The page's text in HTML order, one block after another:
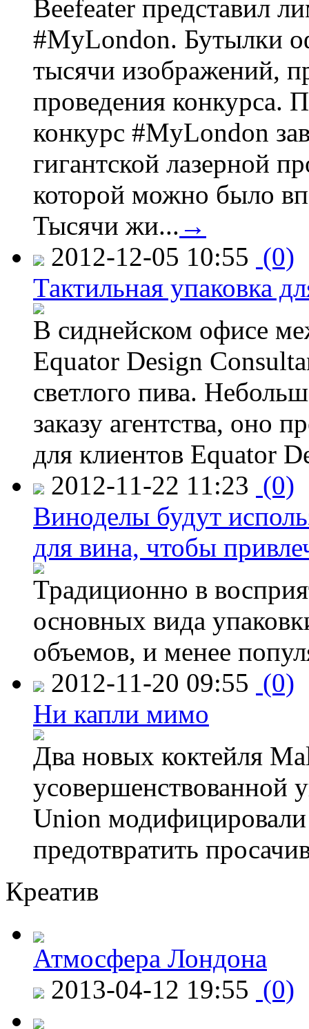
Beefeater представил
#MyLondon. Бутылки
тысячи изображений,
проведения конкурса.
конкурс #MyLondon
гигантской лазерной
которой можно было
Тысячи жи... →
2012-12-05 10:55 (0)
Тактильная упаковка
В сиднейском офисе
Equator Design
светлого пива.
заказу агентства, оно
для клиентов Equator
2012-11-22 11:23 (0)
Виноделы будут
для вина, чтобы
Традиционно в
основных вида
объемов, и менее
2012-11-20 09:55 (0)
Ни капли мимо
Два новых коктейля
усовершенствованной
Union модифицировали
предотвратить
Креатив
Атмосфера Лондона
2013-04-12 19:55 (0)